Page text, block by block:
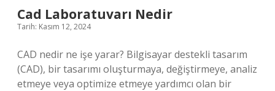
Cad Laboratuvarı Nedir
Tarih: Kasım 12, 2024
CAD nedir ne işe yarar? Bilgisayar destekli tasarım
(CAD), bir tasarımı oluşturmaya, değiştirmeye, analiz
etmeye veya optimize etmeye yardımcı olan bir